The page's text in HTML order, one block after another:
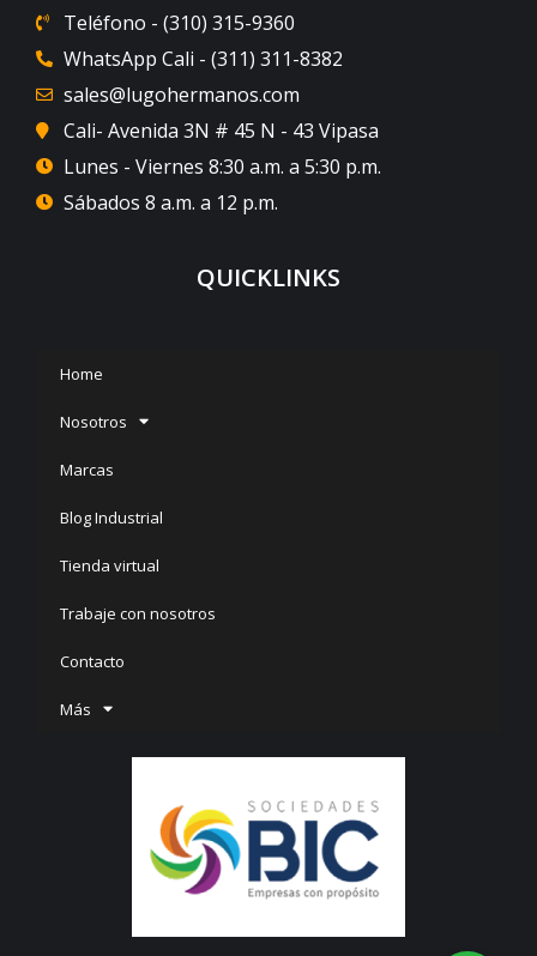
Teléfono - (310) 315-9360
WhatsApp Cali - (311) 311-8382
sales@lugohermanos.com
Cali- Avenida 3N # 45 N - 43 Vipasa
Lunes - Viernes 8:30 a.m. a 5:30 p.m.
Sábados 8 a.m. a 12 p.m.
QUICKLINKS
Home
Nosotros
Marcas
Blog Industrial
Tienda virtual
Trabaje con nosotros
Contacto
Más